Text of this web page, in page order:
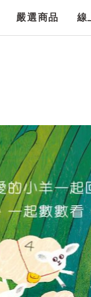
嚴選商品 線